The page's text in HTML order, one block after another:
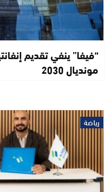
“فيفا” ينفي تقديم
مونديال 2030
رياضة